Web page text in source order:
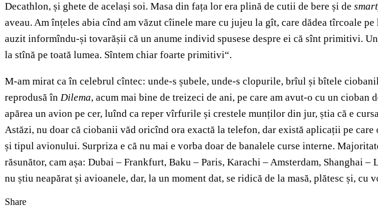
Decathlon, și ghete de același soi. Masa din fața lor era plină de cutii de bere și de
aveau. Am înțeles abia cînd am văzut cîinele mare cu jujeu la gît, care dădea tîrcoale
auzit informîndu-și tovarășii că un anume individ spusese despre ei că sînt primitivi.
la stînă pe toată lumea. Sîntem chiar foarte primitivi“.
M-am mirat ca în celebrul cîntec: unde-s șubele, unde-s clopurile, brîul și bîtele
reprodusă în Dilema, acum mai bine de treizeci de ani, pe care am avut-o cu un
apărea un avion pe cer, luînd ca reper vîrfurile și crestele munților din jur, știa că e
Astăzi, nu doar că ciobanii văd oricînd ora exactă la telefon, dar există aplicații pe
și tipul avionului. Surpriza e că nu mai e vorba doar de banalele curse interne.
răsunător, cam așa: Dubai – Frankfurt, Baku – Paris, Karachi – Amsterdam, Shanghai
nu știu neapărat și avioanele, dar, la un moment dat, se ridică de la masă, plătesc și,
Share